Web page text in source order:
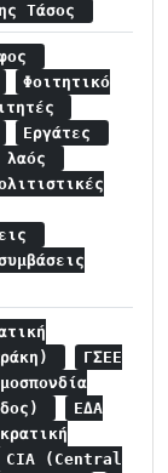
Τάσος
Φοιτητικό
Εργάτες
λαός
ΓΣΕΕ
ΕΔΑ
CIA (Central